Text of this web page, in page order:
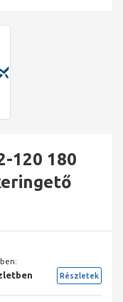
120 180
Részletek